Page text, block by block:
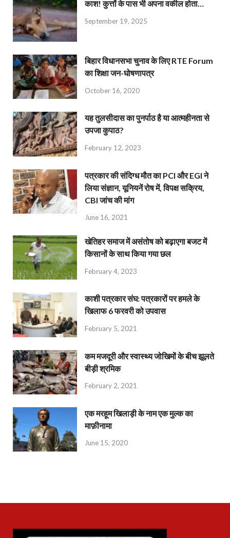
काश! कुत्तों के पास भी अपना वकील होता…
September 19, 2025
बिहार विधानसभा चुनाव के लिए RTE Forum
का शिक्षा जन-घोषणापत्र
October 16, 2020
यह तुलसीदास का पुनर्पाठ है या आत्महीनता से
उपजा कुपाठ?
February 12, 2023
पत्रकार की संदिग्ध मौत का PCI और EGI ने
लिया संज्ञान, यूनियनें रोष में, विपक्ष सक्रिय,
CBI जांच की मांग
June 16, 2021
खेतिहर समाज में असंतोष को बढ़ाएगा बजट में
किसानों के साथ किया गया छल
February 4, 2023
काशी पत्रकार संघ: पत्रकारों पर हमले के
खिलाफ 6 फरवरी को उपवास
February 5, 2021
कम मजदूरी और स्वास्थ्य जोखिमों के बीच झूलते
बीड़ी श्रमिक
February 2, 2021
एक मरहूम खिलाड़ी के नाम एक मुल्क का
माफ़ीनामा
June 15, 2020